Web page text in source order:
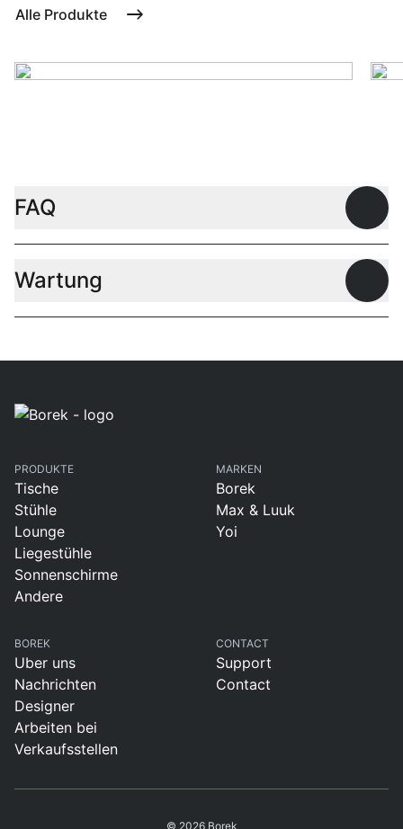
Alle Produkte
FAQ
Wartung
PRODUKTE
Tische
Stühle
Lounge
Liegestühle
Sonnenschirme
Andere
MARKEN
Borek
Max & Luuk
Yoi
BOREK
Uber uns
Nachrichten
Designer
Arbeiten bei
Verkaufsstellen
CONTACT
Support
Contact
© 2026 Borek